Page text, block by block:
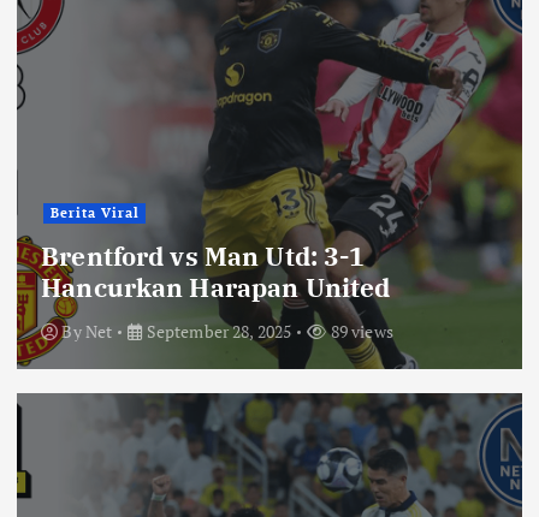
Berita Viral
Brentford vs Man Utd: 3-1
Hancurkan Harapan United
ByNet September 28, 2025 89 views